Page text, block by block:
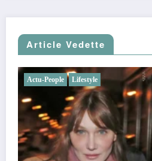
Article Vedette
Actu-People